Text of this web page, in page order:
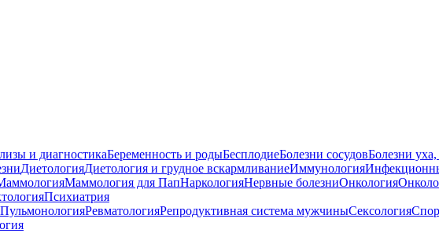
и диагностикаБеременность и родыБесплодиеБолезни сосудовБолезни уха,
ДиетологияДиетология и грудное вскармливаниеИммунология
Маммология для ПапНаркологияНервные болезниОнкология
Психиатрия
ПульмонологияРевматологияРепродуктивная система мужчиныСексология